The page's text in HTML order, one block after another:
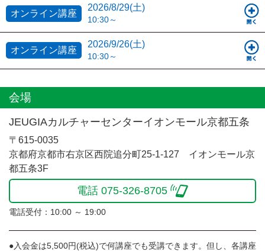
オンライン講座
2026/8/29(土)
10:30～
オンライン講座
2026/9/26(土)
10:30～
会場
JEUGIAカルチャーセンターイオンモール京都五条
〒615-0035
京都府京都市右京区西院追分町25-1-127 イオンモール京
都五条3F
電話 075-326-8705
電話受付：10:00 ～ 19:00
●入会金は5,500円(税込)で何講座でも受講できます。但し、各講座